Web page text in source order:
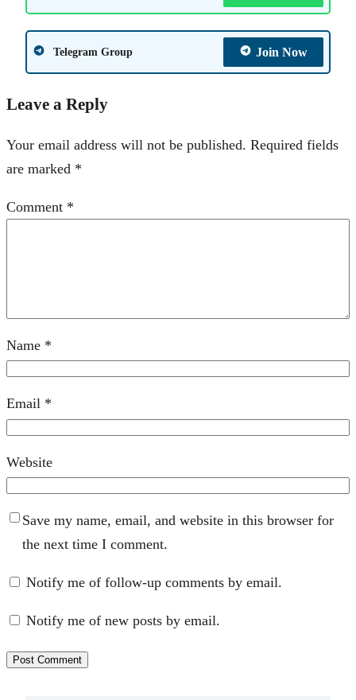
Telegram Group Join Now
Leave a Reply
Your email address will not be published. Required fields
are marked *
Comment *
Name *
Email *
Website
Save my name, email, and website in this browser for
the next time I comment.
Notify me of follow-up comments by email.
Notify me of new posts by email.